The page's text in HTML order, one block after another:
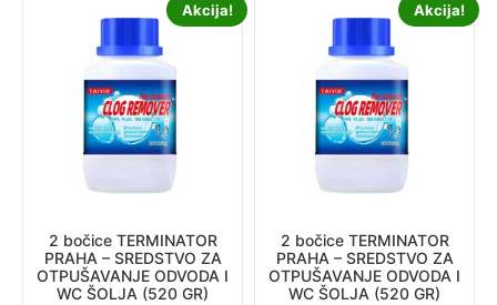
Akcija!
2 bočice TERMINATOR
PRAHA – SREDSTVO ZA
OTPUŠAVANJE ODVODA I
WC ŠOLJA (520 GR)
Akcija!
2 bočice TERMINATOR
PRAHA – SREDSTVO ZA
OTPUŠAVANJE ODVODA I
WC ŠOLJA (520 GR)